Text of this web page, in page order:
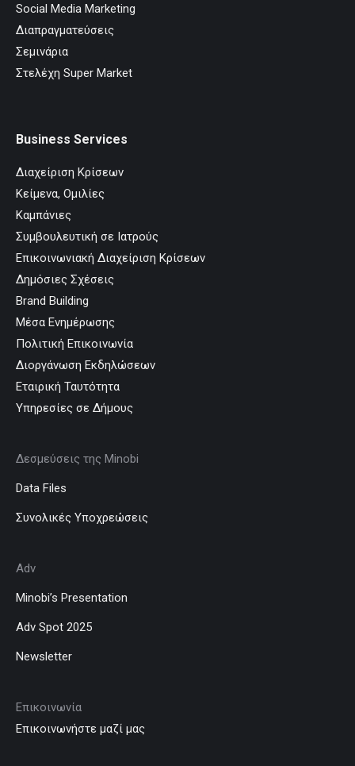
Social Media Marketing
Διαπραγματεύσεις
Σεμινάρια
Στελέχη Super Market
Business Services
Διαχείριση Κρίσεων
Κείμενα, Ομιλίες
Καμπάνιες
Συμβουλευτική σε Ιατρούς
Επικοινωνιακή Διαχείριση Κρίσεων
Δημόσιες Σχέσεις
Brand Building
Μέσα Ενημέρωσης
Πολιτική Επικοινωνία
Διοργάνωση Εκδηλώσεων
Εταιρική Ταυτότητα
Υπηρεσίες σε Δήμους
Δεσμεύσεις της Minobi
Data Files
Συνολικές Υποχρεώσεις
Adv
Minobi’s Presentation
Adv Spot 2025
Newsletter
Επικοινωνία
Επικοινωνήστε μαζί μας